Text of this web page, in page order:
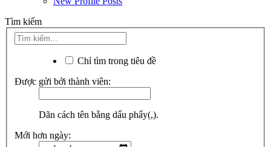
Tìm kiếm
Chỉ tìm trong tiêu đề
Được gửi bởi thành viên:
Dãn cách tên bằng dấu phẩy(,).
Mới hơn ngày: